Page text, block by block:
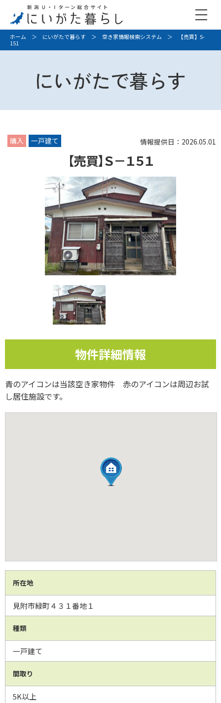
ホーム ＞ にいがたで暮らす ＞ 空き家情報検索システム ＞ 【売買】S-
151
にいがたで暮らす
購入 一戸建て
【売買】Ｓ－１５１
情報提供日：2026.05.01
物件詳細情報
青のアイコンは当該空き家物件 赤のアイコンは周辺お試
し居住施設です。
所在地
見附市緑町４３１番地１
種類
一戸建て
間取り
5K以上